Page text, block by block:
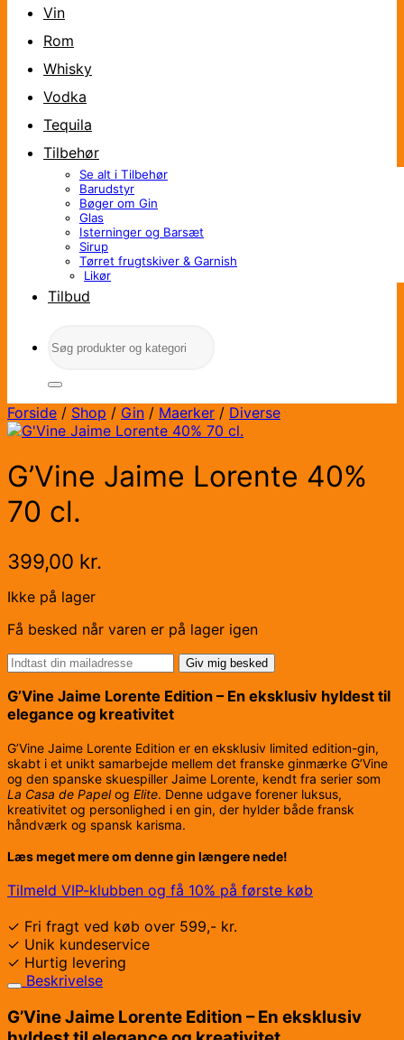
Vin
Rom
Whisky
Vodka
Tequila
Tilbehør
Se alt i Tilbehør
Barudstyr
Bøger om Gin
Glas
Isterninger og Barsæt
Sirup
Tørret frugtskiver & Garnish
Likør
Tilbud
efter:
Forside / Shop / Gin / Maerker / Diverse
G’Vine Jaime Lorente 40%
70 cl.
399,00 kr.
Ikke på lager
Få besked når varen er på lager igen
Giv mig besked
G’Vine Jaime Lorente Edition – En eksklusiv hyldest til
elegance og kreativitet
G’Vine Jaime Lorente Edition er en eksklusiv limited edition-gin,
skabt i et unikt samarbejde mellem det franske ginmærke G’Vine
og den spanske skuespiller Jaime Lorente, kendt fra serier som
La Casa de Papelog Elite. Denne udgave forener luksus,
kreativitet og personlighed i en gin, der hylder både fransk
håndværk og spansk karisma.
Læs meget mere om denne gin længere nede!
Tilmeld VIP-klubben og få 10% på første køb
✓ Fri fragt ved køb over 599,- kr.
✓ Unik kundeservice
✓ Hurtig levering
Beskrivelse
G’Vine Jaime Lorente Edition – En eksklusiv